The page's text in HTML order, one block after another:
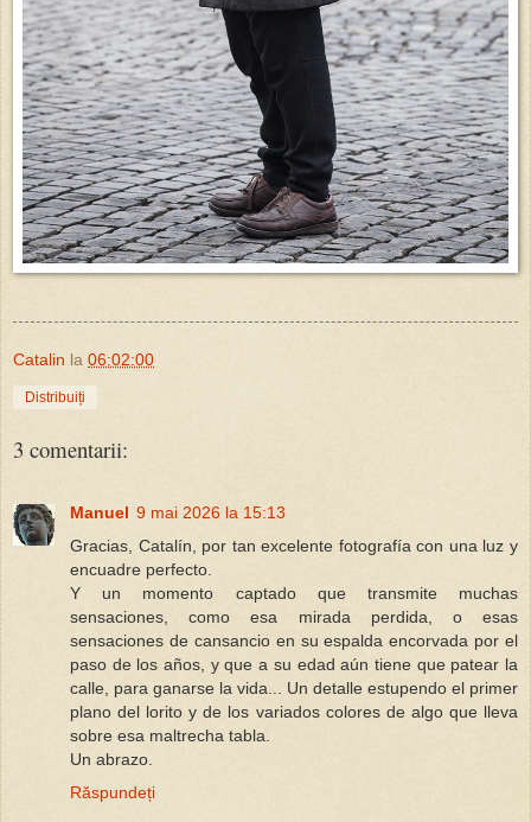
Catalin la 06:02:00
Distribuiți
3 comentarii:
Manuel 9 mai 2026 la 15:13
Gracias, Catalín, por tan excelente fotografía con una luz y
encuadre perfecto.
Y un momento captado que transmite muchas
sensaciones, como esa mirada perdida, o esas
sensaciones de cansancio en su espalda encorvada por el
paso de los años, y que a su edad aún tiene que patear la
calle, para ganarse la vida... Un detalle estupendo el primer
plano del lorito y de los variados colores de algo que lleva
sobre esa maltrecha tabla.
Un abrazo.
Răspundeți